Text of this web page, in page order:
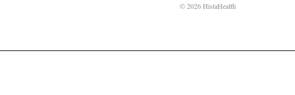
© 2026 HistaHealth